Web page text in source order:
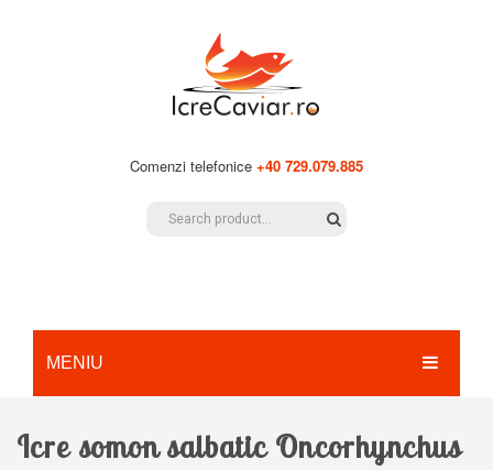
Comenzi telefonice +40 729.079.885
MENIU
Icre somon salbatic Oncorhynchus